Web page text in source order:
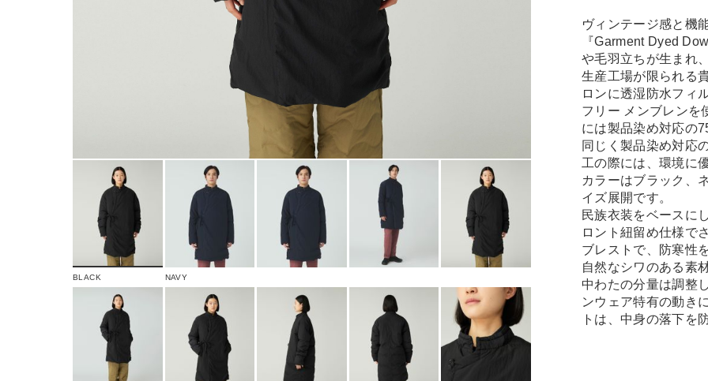
BLACK NAVY
ヴィンテージ感と機
『Garment Dyed
や毛羽立ちが生まれ
生産工場が限られる
ロンに透湿防水フィ
フリー メンブレンを
には製品染め対応の
同じく製品染め対応
工の際には、環境に
カラーはブラック、
イズ展開です。
民族衣装をベースに
ロント紐留め仕様で
ブレストで、防寒性
自然なシワのある素
中わたの分量は調整
ンウェア特有の動き
トは、中身の落下を